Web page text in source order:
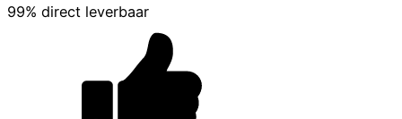
99% direct leverbaar